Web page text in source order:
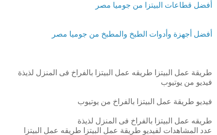
أفضل قطاعات البيتزا من جوميا مصر
أفضل أجهزة وأدوات الطبخ والمطبخ من جوميا مصر
طريقة عمل البيتزا طريقه عمل البيتزا بالفراخ فى المنزل لذيذة
فيديو من يوتيوب
فيديو طريقة عمل البيتزا بالفراخ من يوتيوب
طريقه عمل البيتزا بالفراخ فى المنزل لذيذة
عدد المشاهدات لفيديو طريقة عمل البيتزا طريقه عمل البيتزا